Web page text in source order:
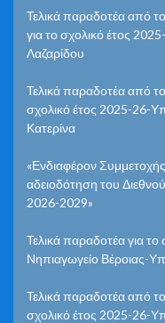
Τελικά παραδοτέα από
για το σχολικό έτος
Λαζαρίδου
Τελικά παραδοτέα από
σχολικό έτος 2025-26-
Κατερίνα
«Ενδιαφέρον
αδειοδότηση του
2026-2029»
Τελικά παραδοτέα για
Νηπιαγωγείο Βέροιας-
Τελικά παραδοτέα από
σχολικό έτος 2025-26-